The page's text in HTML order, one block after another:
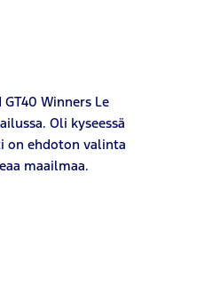
Winners Le
Oli kyseessä
on ehdoton valinta
maailmaa.